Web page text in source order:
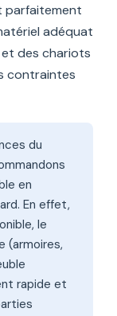
parfaitement
adéquat
des chariots
contraintes
du
en
En effet,
le
(armoires,
rapide et